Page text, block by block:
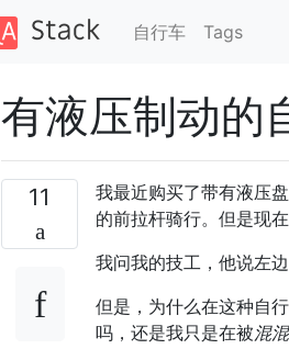
自行车 Tags
有液压制动的
11 我最近购买了带有液压
的前拉杆骑行。但是现
我问我的技工，他说左
但是，为什么在这种自
吗，还是我只是在被混混